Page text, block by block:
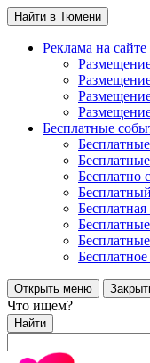
Найти в Тюмени
Реклама на сайте
Бесплатные
Бесплатно
Открыть меню
Что ищем?
Найти